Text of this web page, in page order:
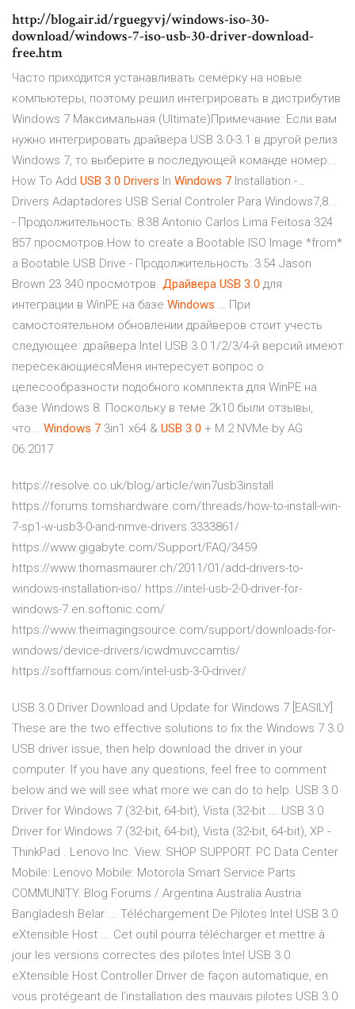
http://blog.air.id/rguegyvj/windows-iso-30-
download/windows-7-iso-usb-30-driver-download-
free.htm
Часто приходится устанавливать семёрку на новые
компьютеры, поэтому решил интегрировать в дистрибутив
Windows 7 Максимальная (Ultimate)Примечание: Если вам
нужно интегрировать драйвера USB 3.0-3.1 в другой релиз
Windows 7, то выберите в последующей команде номер...
How To Add USB 3.0 Drivers In Windows 7 Installation -…
Drivers Adaptadores USB Serial Controler Para Windows7,8...
- Продолжительность: 8:38 Antonio Carlos Lima Feitosa 324
857 просмотров.How to create a Bootable ISO Image *from*
a Bootable USB Drive - Продолжительность: 3:54 Jason
Brown 23 340 просмотров. Драйвера USB 3.0 для
интеграции в WinPE на базе Windows … При
самостоятельном обновлении драйверов стоит учесть
следующее: драйвера Intel USB 3.0 1/2/3/4-й версий имеют
пересекающиесяМеня интересует вопрос о
целесообразности подобного комплекта для WinPE на
базе Windows 8. Поскольку в теме 2k10 были отзывы,
что... Windows 7 3in1 x64 & USB 3.0 + M.2 NVMe by AG
06.2017
https://resolve.co.uk/blog/article/win7usb3install
https://forums.tomshardware.com/threads/how-to-install-win-
7-sp1-w-usb3-0-and-nmve-drivers.3333861/
https://www.gigabyte.com/Support/FAQ/3459
https://www.thomasmaurer.ch/2011/01/add-drivers-to-
windows-installation-iso/ https://intel-usb-2-0-driver-for-
windows-7.en.softonic.com/
https://www.theimagingsource.com/support/downloads-for-
windows/device-drivers/icwdmuvccamtis/
https://softfamous.com/intel-usb-3-0-driver/
USB 3.0 Driver Download and Update for Windows 7 [EASILY]
These are the two effective solutions to fix the Windows 7 3.0
USB driver issue, then help download the driver in your
computer. If you have any questions, feel free to comment
below and we will see what more we can do to help. USB 3.0
Driver for Windows 7 (32-bit, 64-bit), Vista (32-bit ... USB 3.0
Driver for Windows 7 (32-bit, 64-bit), Vista (32-bit, 64-bit), XP -
ThinkPad . Lenovo Inc. View. SHOP SUPPORT. PC Data Center
Mobile: Lenovo Mobile: Motorola Smart Service Parts
COMMUNITY. Blog Forums / Argentina Australia Austria
Bangladesh Belar ... Téléchargement De Pilotes Intel USB 3.0
eXtensible Host ... Cet outil pourra télécharger et mettre à
jour les versions correctes des pilotes Intel USB 3.0
eXtensible Host Controller Driver de façon automatique, en
vous protégeant de l’installation des mauvais pilotes USB 3.0